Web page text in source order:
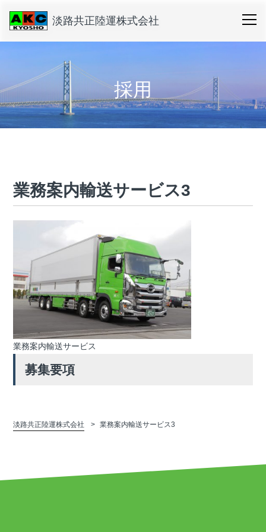
淡路共正陸運株式会社
採用
業務案内輸送サービス3
業務案内輸送サービス
募集要項
淡路共正陸運株式会社 業務案内輸送サービス3